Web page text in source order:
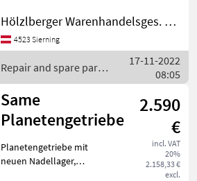
Ersatzteil Nr.:
0.146.5231.0/20 Repair and
spare parts Tractor spare
Hölzlberger Warenhandelsges. m. b. H.
4523 Sierning
Repair and spare parts
/ Same
17-11-2022
08:05
Same
Planetengetriebe
2.590
€
incl. VAT
20%
2.158,33 €
excl.
Planetengetriebe mit
neuen Nadellager,